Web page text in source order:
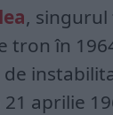
, singurul
tron în
aprilie